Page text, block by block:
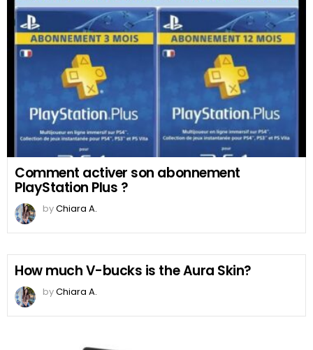
Comment activer son abonnement
PlayStation Plus ?
byChiara A.
How much V-bucks is the Aura Skin?
byChiara A.